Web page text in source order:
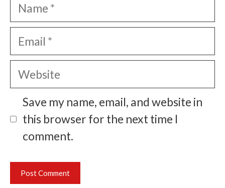
Email
Website
Save my name, email, and website in
this browser for the next time I
comment.